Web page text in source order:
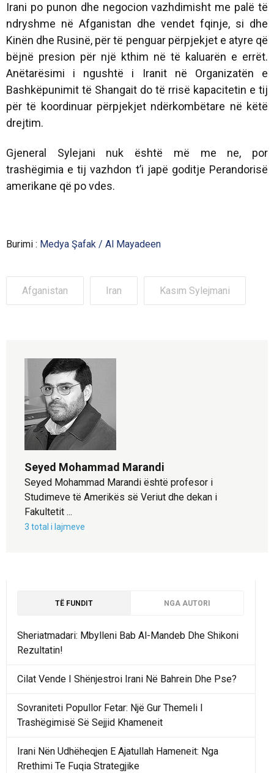
Irani po punon dhe negocion vazhdimisht me palë të
ndryshme në Afganistan dhe vendet fqinje, si dhe
Kinën dhe Rusinë, për të penguar përpjekjet e atyre që
bëjnë presion për një kthim në të kaluarën e errët.
Anëtarësimi i ngushtë i Iranit në Organizatën e
Bashkëpunimit të Shangait do të rrisë kapacitetin e tij
për të koordinuar përpjekjet ndërkombëtare në këtë
drejtim.
Gjeneral Sylejani nuk është më me ne, por
trashëgimia e tij vazhdon t’i japë goditje Perandorisë
amerikane që po vdes.
Burimi : Medya Şafak / Al Mayadeen
Afganistan Iran Kasım Sylejmani
Seyed Mohammad Marandi
Seyed Mohammad Marandi është profesor i
Studimeve të Amerikës së Veriut dhe dekan i
Fakultetit ...
3 total i lajmeve
TË FUNDIT NGA AUTORI
Sheriatmadari: Mbylleni Bab Al-Mandeb Dhe Shikoni
Rezultatin!
Cilat Vende I Shënjestroi Irani Në Bahrein Dhe Pse?
Sovraniteti Popullor Fetar: Një Gur Themeli I
Trashëgimisë Së Sejjid Khameneit
Irani Nën Udhëheqjen E Ajatullah Hameneit: Nga
Rrethimi Te Fuqia Strategjike